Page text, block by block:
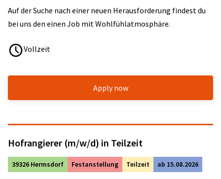
Auf der Suche nach einer neuen Herausforderung findest du
bei uns den einen Job mit Wohlfühlatmosphäre.
Vollzeit
Apply now
Hofrangierer (m/w/d) in Teilzeit
39326 Hermsdorf Festanstellung Teilzeit ab 15.08.2026